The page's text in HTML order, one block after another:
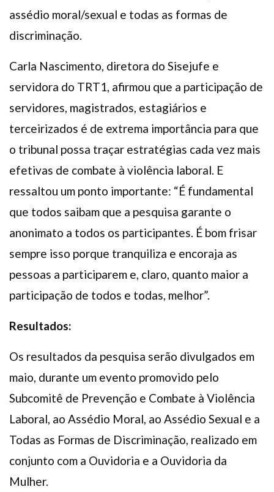
assédio moral/sexual e todas as formas de
discriminação.
Carla Nascimento, diretora do Sisejufe e
servidora do TRT1, afirmou que a participação de
servidores, magistrados, estagiários e
terceirizados é de extrema importância para que
o tribunal possa traçar estratégias cada vez mais
efetivas de combate à violência laboral. E
ressaltou um ponto importante: “É fundamental
que todos saibam que a pesquisa garante o
anonimato a todos os participantes. É bom frisar
sempre isso porque tranquiliza e encoraja as
pessoas a participarem e, claro, quanto maior a
participação de todos e todas, melhor”.
Resultados:
Os resultados da pesquisa serão divulgados em
maio, durante um evento promovido pelo
Subcomitê de Prevenção e Combate à Violência
Laboral, ao Assédio Moral, ao Assédio Sexual e a
Todas as Formas de Discriminação, realizado em
conjunto com a Ouvidoria e a Ouvidoria da
Mulher.